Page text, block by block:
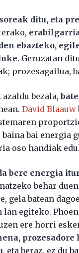
ditu, eta
ebazteko,
. Geruzatan
prozesagailua,
bezala,
David Blaauw
bai energia
oso handiak
bere energia
behar
gela batean
lan egiteko.
ere horri
, eta beraz, ez du